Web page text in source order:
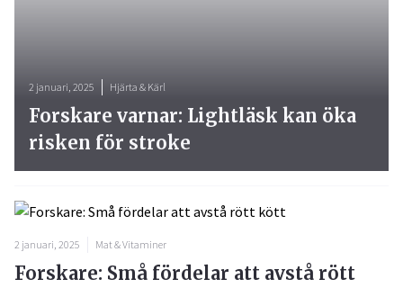
2 januari, 2025 Hjärta & Kärl
Forskare varnar: Lightläsk kan öka
risken för stroke
2 januari, 2025 Mat & Vitaminer
Forskare: Små fördelar att avstå rött